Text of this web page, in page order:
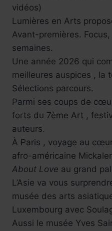
vidéos)
Lumières en Arts
Avant-premières.
semaines.
Une année 2026 qui
meilleures auspices , la
Sélections parcours.
Parmi ses coups de
forts du 7ème Art ,
auteurs.
À Paris , voyage au
afro-américaine
About Love au grand
L’Asie va vous
musée des arts
Luxembourg avec
Aussi le musée Yves